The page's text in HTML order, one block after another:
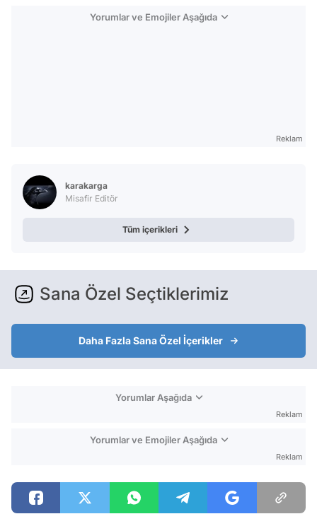
Yorumlar ve Emojiler Aşağıda
Reklam
karakarga
Misafir Editör
Tüm içerikleri
Sana Özel Seçtiklerimiz
Daha Fazla Sana Özel İçerikler
Yorumlar Aşağıda
Reklam
Yorumlar ve Emojiler Aşağıda
Reklam